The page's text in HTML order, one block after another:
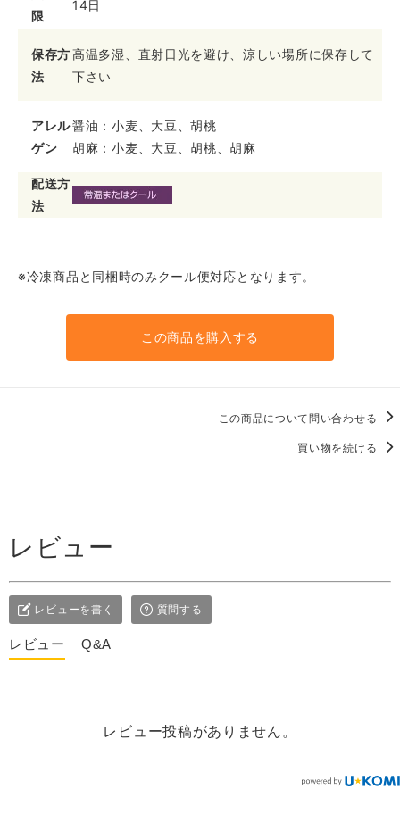
限
14日
保存方
法
高温多湿、直射日光を避け、涼しい場所に保存して
下さい
アレル
ゲン
醤油：小麦、大豆、胡桃
胡麻：小麦、大豆、胡桃、胡麻
配送方
法
※冷凍商品と同梱時のみクール便対応となります。
この商品を購入する
この商品について問い合わせる
買い物を続ける
レビュー
レビューを書く 質問する
レビュー Q&A
レビュー投稿がありません。